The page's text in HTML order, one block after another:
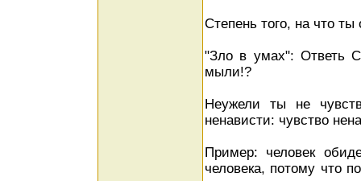
Степень того, на что
"Зло в умах": Ответь
мыли!?
Неужели ты не
ненависти: чувство
Пример: человек
человека, потому что